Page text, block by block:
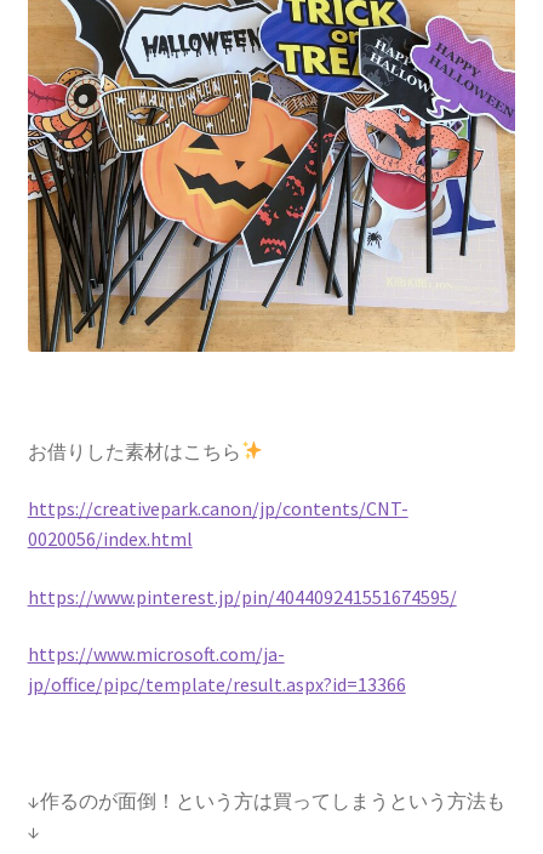
お借りした素材はこちら
https://creativepark.canon/jp/contents/CNT-
0020056/index.html
https://www.pinterest.jp/pin/404409241551674595/
https://www.microsoft.com/ja-
jp/office/pipc/template/result.aspx?id=13366
↓作るのが面倒！という方は買ってしまうという方法も
↓